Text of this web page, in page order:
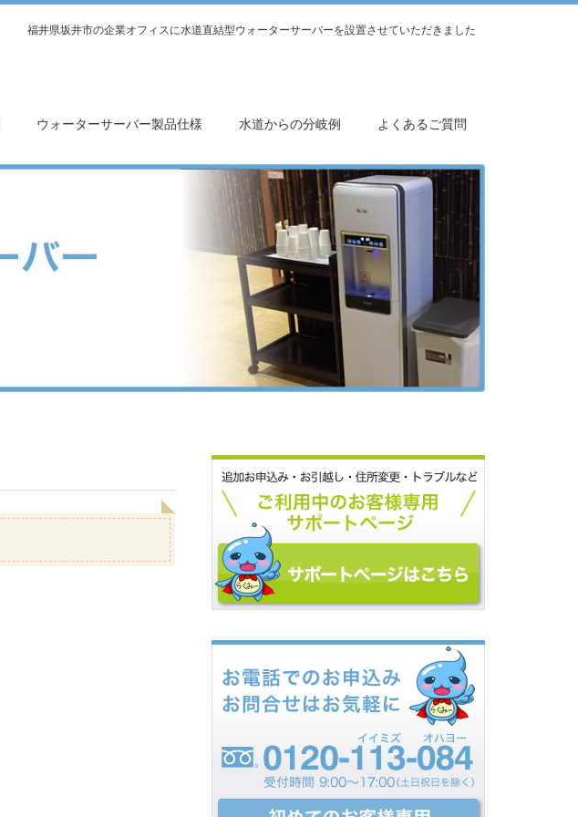
ウォーターサーバー製品仕様 水道からの分岐例 よくあるご質問
福井県坂井市の企業オフィスに水道直結型ウォーターサーバーを設置させていただきました